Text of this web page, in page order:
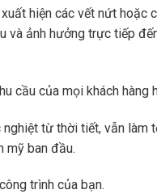
hiện các vết nứt hoặc
và ảnh hưởng trực tiếp
cầu của mọi khách hàng
từ thời tiết, vẫn làm
mỹ ban đầu.
trình của bạn.